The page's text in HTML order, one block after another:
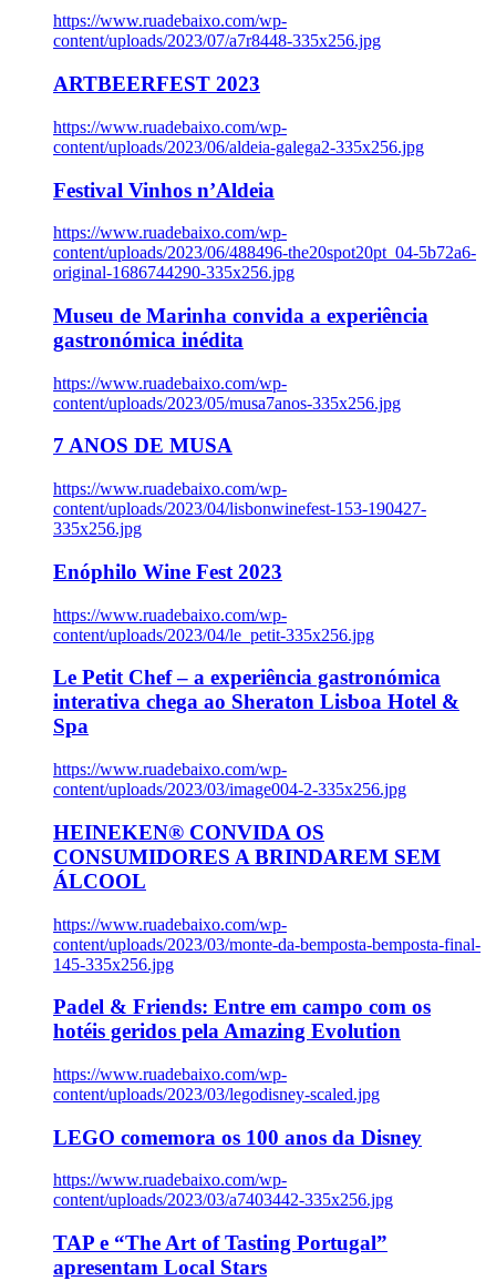
https://www.ruadebaixo.com/wp-
content/uploads/2023/07/a7r8448-335x256.jpg
ARTBEERFEST 2023
https://www.ruadebaixo.com/wp-
content/uploads/2023/06/aldeia-galega2-335x256.jpg
Festival Vinhos n’Aldeia
https://www.ruadebaixo.com/wp-
content/uploads/2023/06/488496-the20spot20pt_04-5b72a6-
original-1686744290-335x256.jpg
Museu de Marinha convida a experiência
gastronómica inédita
https://www.ruadebaixo.com/wp-
content/uploads/2023/05/musa7anos-335x256.jpg
7 ANOS DE MUSA
https://www.ruadebaixo.com/wp-
content/uploads/2023/04/lisbonwinefest-153-190427-
335x256.jpg
Enóphilo Wine Fest 2023
https://www.ruadebaixo.com/wp-
content/uploads/2023/04/le_petit-335x256.jpg
Le Petit Chef – a experiência gastronómica
interativa chega ao Sheraton Lisboa Hotel &
Spa
https://www.ruadebaixo.com/wp-
content/uploads/2023/03/image004-2-335x256.jpg
HEINEKEN® CONVIDA OS
CONSUMIDORES A BRINDAREM SEM
ÁLCOOL
https://www.ruadebaixo.com/wp-
content/uploads/2023/03/monte-da-bemposta-bemposta-final-
145-335x256.jpg
Padel & Friends: Entre em campo com os
hotéis geridos pela Amazing Evolution
https://www.ruadebaixo.com/wp-
content/uploads/2023/03/legodisney-scaled.jpg
LEGO comemora os 100 anos da Disney
https://www.ruadebaixo.com/wp-
content/uploads/2023/03/a7403442-335x256.jpg
TAP e “The Art of Tasting Portugal”
apresentam Local Stars